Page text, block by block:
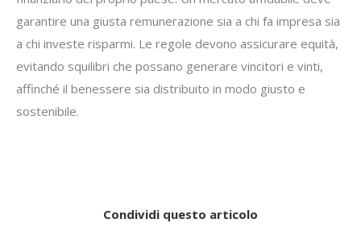
garantire una giusta remunerazione sia a chi fa impresa sia
a chi investe risparmi. Le regole devono assicurare equità,
evitando squilibri che possano generare vincitori e vinti,
affinché il benessere sia distribuito in modo giusto e
sostenibile.
Condividi questo articolo